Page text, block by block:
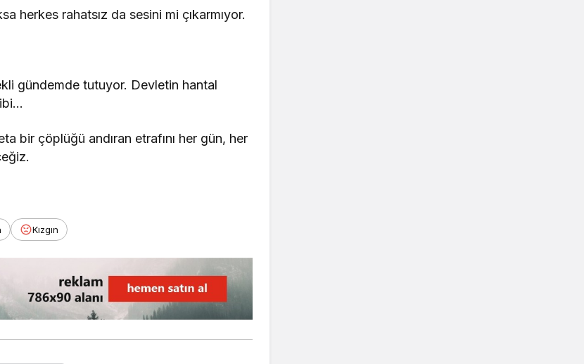
herkes rahatsız da sesini mi çıkarmıyor.
gündemde tutuyor. Devletin hantal
bir çöplüğü andıran etrafını her gün, her
Kızgın